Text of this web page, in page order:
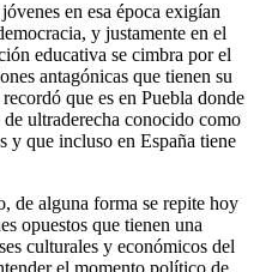
en esa época exigían
y justamente en el
educativa se cimbra por el
antagónicas que tienen su
que es en Puebla donde
ultraderecha conocido como
y que incluso en España tiene
de alguna forma se repite hoy
opuestos que tienen una
culturales y económicos del